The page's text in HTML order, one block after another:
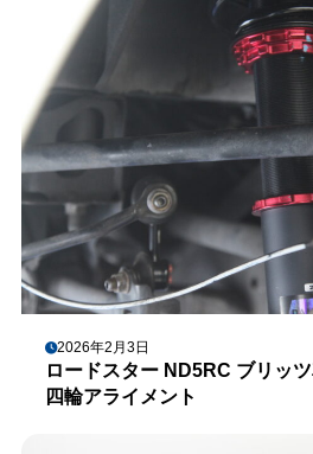
2026年2月3日
ロードスター ND5RC ブリッ
四輪アライメント